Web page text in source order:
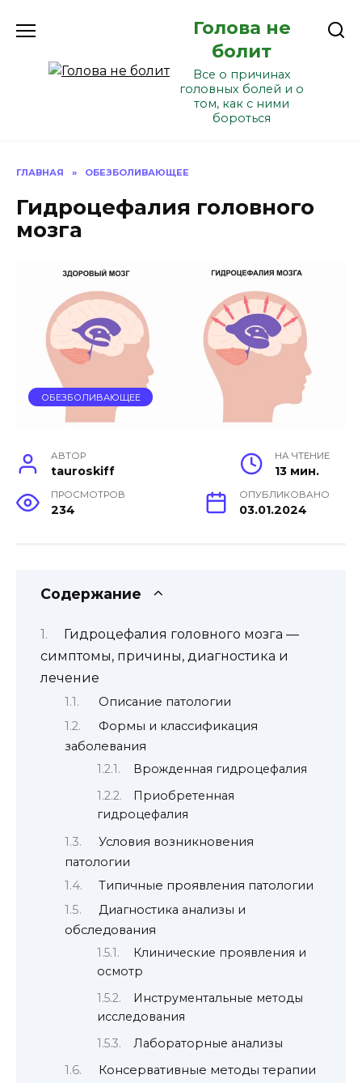
Голова не
болит
Все о причинах
головных болей и о
том, как с ними
бороться
ГЛАВНАЯ » ОБЕЗБОЛИВАЮЩЕЕ
Гидроцефалия головного
мозга
ОБЕЗБОЛИВАЮЩЕЕ
АВТОР
tauroskiff
НА ЧТЕНИЕ
13 мин.
ПРОСМОТРОВ
234
ОПУБЛИКОВАНО
03.01.2024
Содержание
Гидроцефалия головного мозга —
симптомы, причины, диагностика и
лечение
Описание патологии
Формы и классификация
заболевания
Врожденная гидроцефалия
Приобретенная
гидроцефалия
Условия возникновения
патологии
Типичные проявления патологии
Диагностика анализы и
обследования
Клинические проявления и
осмотр
Инструментальные методы
исследования
Лабораторные анализы
Консервативные методы терапии